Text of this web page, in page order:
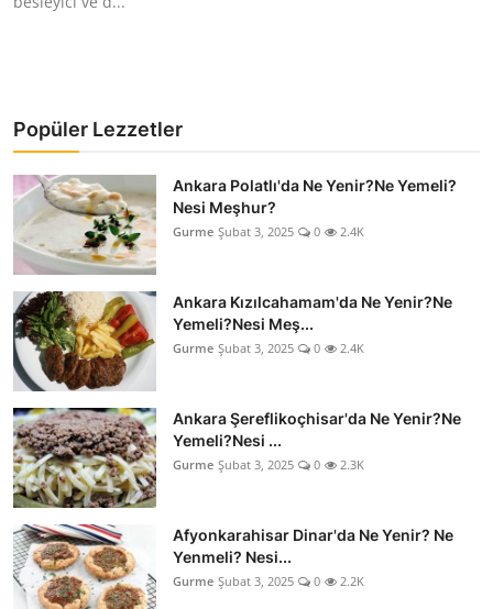
Popüler Lezzetler
Ankara Polatlı'da Ne Yenir?Ne Yemeli?
Nesi Meşhur?
Gurme Şubat 3, 2025 0 2.4K
Ankara Kızılcahamam'da Ne Yenir?Ne
Yemeli?Nesi Meş...
Gurme Şubat 3, 2025 0 2.4K
Ankara Şereflikoçhisar'da Ne Yenir?Ne
Yemeli?Nesi ...
Gurme Şubat 3, 2025 0 2.3K
Afyonkarahisar Dinar'da Ne Yenir? Ne
Yenmeli? Nesi...
Gurme Şubat 3, 2025 0 2.2K